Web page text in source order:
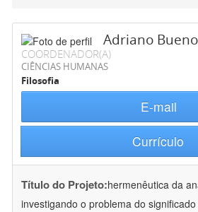
Adriano
COORDENADOR(A)
CIÊNCIAS HUMANAS
Filosofia
E-mail
Currículo
Título do Projeto:hermenêutica da
investigando o problema do